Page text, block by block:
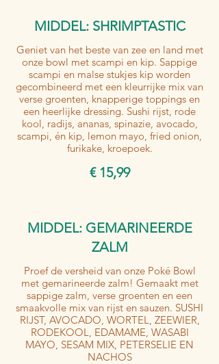
MIDDEL: SHRIMPTASTIC
Geniet van het beste van zee en land met
onze bowl met scampi en kip. Sappige
scampi en malse stukjes kip worden
gecombineerd met een kleurrijke mix van
verse groenten, knapperige toppings en
een heerlijke dressing. Sushi rijst, rode
kool, radijs, ananas, spinazie, avocado,
scampi, én kip, lemon mayo, fried onion,
furikake, kroepoek.
€ 15,99
MIDDEL: GEMARINEERDE
ZALM
Proef de versheid van onze Poké Bowl
met gemarineerde zalm! Gemaakt met
sappige zalm, verse groenten en een
smaakvolle mix van rijst en sauzen. SUSHI
RIJST, AVOCADO, WORTEL, ZEEWIER,
RODEKOOL, EDAMAME, WASABI
MAYO, SESAM MIX, PETERSELIE EN
NACHOS